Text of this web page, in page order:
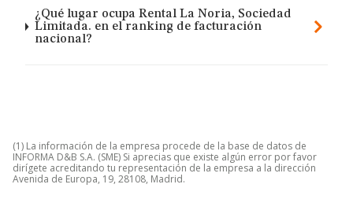
¿Qué lugar ocupa Rental La Noria, Sociedad
Limitada. en el ranking de facturación
nacional?
(1) La información de la empresa procede de la base de datos de
INFORMA D&B S.A. (SME) Si aprecias que existe algún error por favor
dirígete acreditando tu representación de la empresa a la dirección
Avenida de Europa, 19, 28108, Madrid.